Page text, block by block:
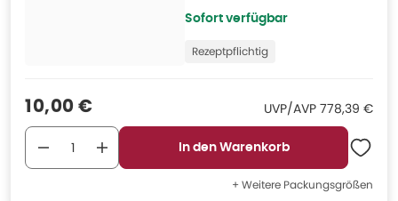
Sofort verfügbar
Rezeptpflichtig
Verkaufspreis
10,00 € UVP/AVP UVP/AVP:
778,39 €
In den Warenkorb
+ Weitere Packungsgrößen